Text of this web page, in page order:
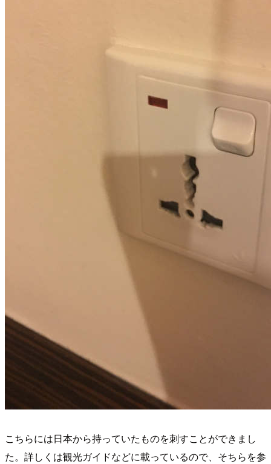
こちらには日本から持っていたものを刺すことができまし
た。詳しくは観光ガイドなどに載っているので、そちらを参